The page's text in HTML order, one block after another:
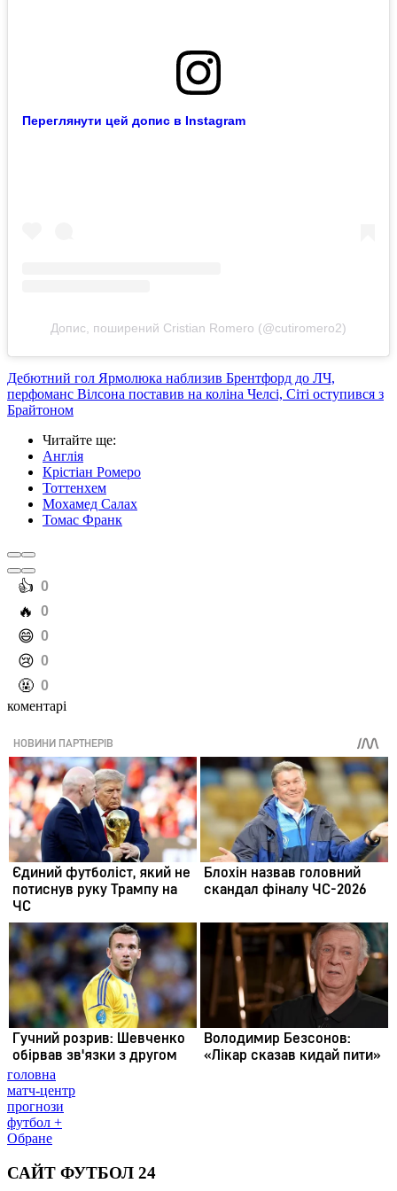
Переглянути цей допис в Instagram
Допис, поширений Cristian Romero (@cutiromero2)
Дебютний гол Ярмолюка наблизив Брентфорд до ЛЧ,
перфоманс Вілсона поставив на коліна Челсі, Сіті оступився з
Брайтоном
Читайте ще:
Англія
Крістіан Ромеро
Тоттенхем
Мохамед Салах
Томас Франк
️👍 0
️🔥 0
️😄 0
️😢 0
️🤬 0
коментарі
головна
матч-центр
прогнози
футбол +
Обране
САЙТ ФУТБОЛ 24